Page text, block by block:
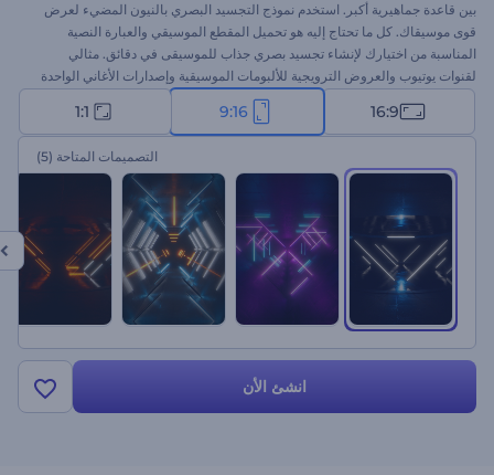
بين قاعدة جماهيرية أكبر. استخدم نموذج التجسيد البصري بالنيون المضيء لعرض
قوى موسيقاك. كل ما تحتاج إليه هو تحميل المقطع الموسيقي والعبارة النصية
المناسبة من اختيارك لإنشاء تجسيد بصري جذاب للموسيقى في دقائق. مثالي
لقنوات يوتيوب والعروض الترويجية للألبومات الموسيقية وإصدارات الأغاني الواحدة
وغيرهم. استعد بإبهار الجميع بتجسيد بصري للموسيقى يجذب الانتباه. جرب الآن!
16:9
9:16
1:1
التصميمات المتاحة (5)
انشئ الأن